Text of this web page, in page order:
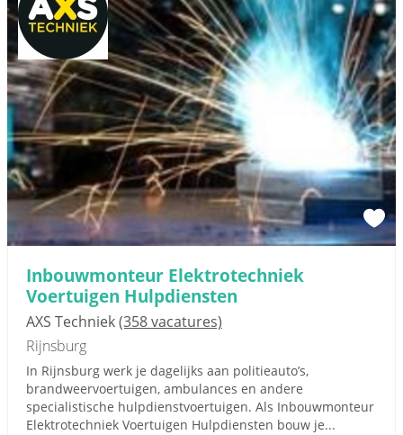
Inbouwmonteur Elektrotechniek
Voertuigen Hulpdiensten
AXS Techniek(358 vacatures)
Rijnsburg
In Rijnsburg werk je dagelijks aan politieauto’s,
brandweervoertuigen, ambulances en andere
specialistische hulpdienstvoertuigen. Als Inbouwmonteur
Elektrotechniek Voertuigen Hulpdiensten bouw je...